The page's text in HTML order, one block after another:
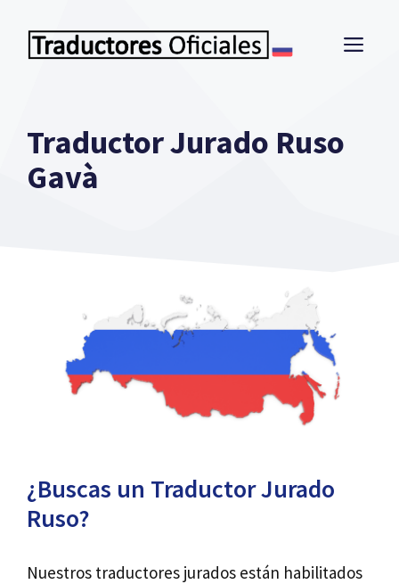
contenido
Traductor Jurado Ruso
Gavà
¿Buscas un Traductor Jurado
Ruso?
Nuestros traductores jurados están habilitados